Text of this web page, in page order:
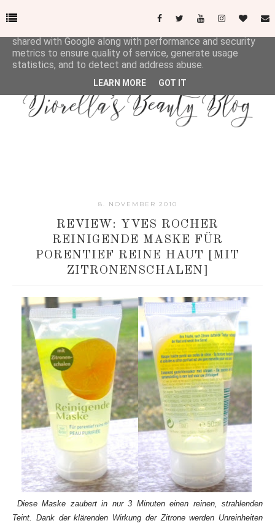
8. NOVEMBER 2010
REVIEW: YVES ROCHER
REINIGENDE MASKE FÜR
PORENTIEF REINE HAUT [MIT
ZITRONENSCHALEN]
Diese Maske zaubert in nur 3 Minuten einen reinen, strahlenden
Teint. Dank der klärenden Wirkung der Zitrone werden Unreinheiten
This site uses cookies from Google to deliver its services
shared with Google along with performance and security
metrics to ensure quality of service, generate usage
statistics, and to detect and address abuse.
LEARN MORE GOT IT